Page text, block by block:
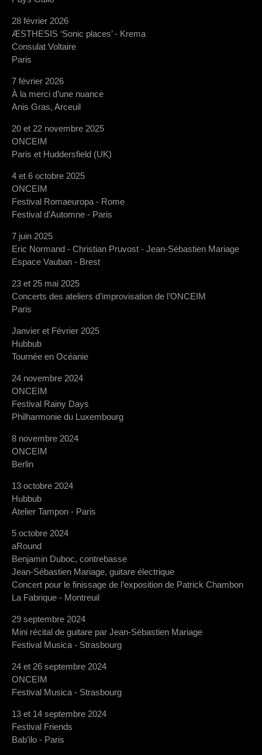
28 février 2026
ÆSTHESIS ‘Sonic places’ - Krema
Consulat Voltaire
Paris
7 février 2026
À la merci d’une nuance
Anis Gras, Arceuil
20 et 22 novembre 2025
ONCEIM
Paris et Huddersfield (UK)
4 et 6 octobre 2025
ONCEIM
Festival Romaeuropa - Rome
Festival d’Automne - Paris
7 juin 2025
Eric Normand - Christian Pruvost - Jean-Sébastien Mariage
Espace Vauban - Brest
23 et 25 mai 2025
Concerts des ateliers d’improvisation de l’ONCEIM
Paris
Janvier et Février 2025
Hubbub
Tournée en Océanie
24 novembre 2024
ONCEIM
Festival Rainy Days
Philharmonie du Luxembourg
8 novembre 2024
ONCEIM
Berlin
13 octobre 2024
Hubbub
Atelier Tampon - Paris
5 octobre 2024
aRound
Benjamin Duboc, contrebasse
Jean-Sébastien Mariage, guitare électrique
Concert pour le finissage de l’exposition de Patrick Chambon
La Fabrique - Montreuil
29 septembre 2024
Mini récital de guitare par Jean-Sébastien Mariage
Festival Musica - Strasbourg
24 et 26 septembre 2024
ONCEIM
Festival Musica - Strasbourg
13 et 14 septembre 2024
Festival Friends
Bab’ilo - Paris